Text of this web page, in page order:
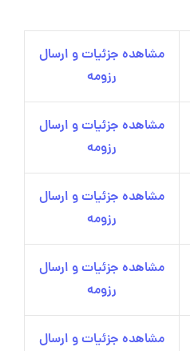
مشاهده جزئیات و ارسال
رزومه
مشاهده جزئیات و ارسال
رزومه
مشاهده جزئیات و ارسال
رزومه
مشاهده جزئیات و ارسال
رزومه
مشاهده جزئیات و ارسال